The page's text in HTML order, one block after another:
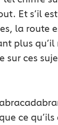
Et s’il
la route
plus qu’il
ces
ce